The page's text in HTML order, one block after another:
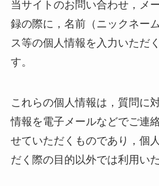
当サイトのお問い合わせ，メ
録の際に，名前（ニックネー
ス等の個人情報を入力いただ
す。
これらの個人情報は，質問に
情報を電子メールなどでご連
せていただくものであり，個
だく際の目的以外では利用い